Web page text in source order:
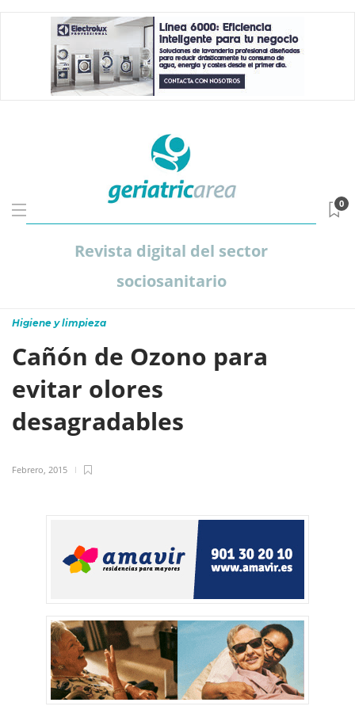
Revista digital del sector
sociosanitario
0
Higiene y limpieza
Cañón de Ozono para
evitar olores
desagradables
Febrero, 2015